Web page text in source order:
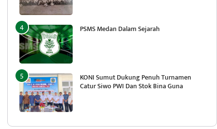
PSMS Medan Dalam Sejarah
KONI Sumut Dukung Penuh Turnamen
Catur Siwo PWI Dan Stok Bina Guna